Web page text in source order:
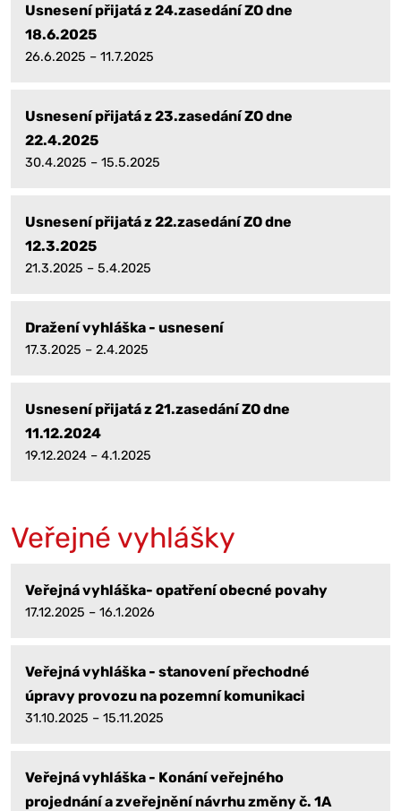
Usnesení přijatá z 24.zasedání ZO dne
18.6.2025
26.6.2025 – 11.7.2025
Usnesení přijatá z 23.zasedání ZO dne
22.4.2025
30.4.2025 – 15.5.2025
Usnesení přijatá z 22.zasedání ZO dne
12.3.2025
21.3.2025 – 5.4.2025
Dražení vyhláška - usnesení
17.3.2025 – 2.4.2025
Usnesení přijatá z 21.zasedání ZO dne
11.12.2024
19.12.2024 – 4.1.2025
Veřejné vyhlášky
Veřejná vyhláška- opatření obecné povahy
17.12.2025 – 16.1.2026
Veřejná vyhláška - stanovení přechodné
úpravy provozu na pozemní komunikaci
31.10.2025 – 15.11.2025
Veřejná vyhláška - Konání veřejného
projednání a zveřejnění návrhu změny č. 1A